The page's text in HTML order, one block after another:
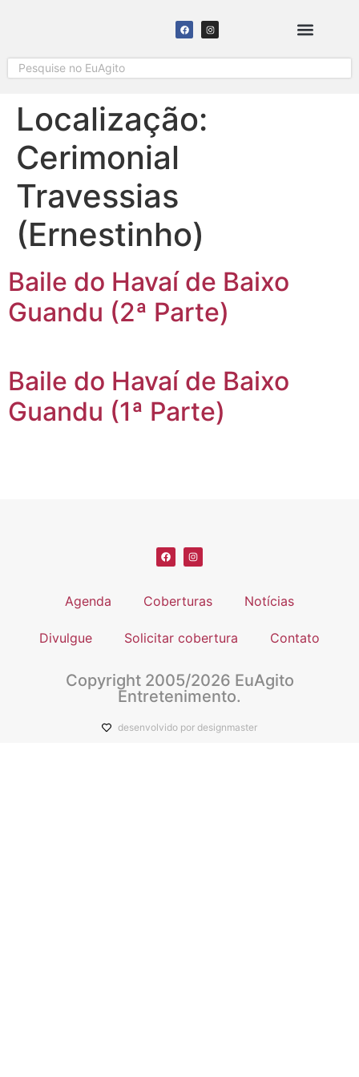
Localização:
Cerimonial
Travessias
(Ernestinho)
Baile do Havaí de Baixo
Guandu (2ª Parte)
Baile do Havaí de Baixo
Guandu (1ª Parte)
Agenda Coberturas Notícias
Divulgue Solicitar cobertura Contato
Copyright 2005/2026 EuAgito
Entretenimento.
desenvolvido por designmaster